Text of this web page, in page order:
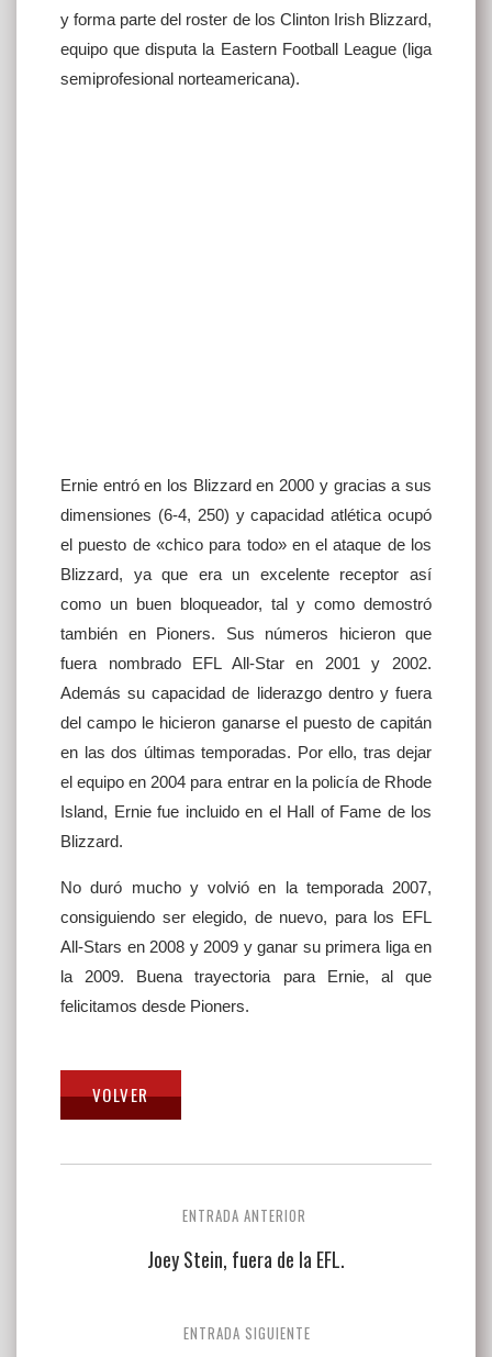
y forma parte del roster de los Clinton Irish Blizzard,
equipo que disputa la Eastern Football League (liga
semiprofesional norteamericana).
Ernie entró en los Blizzard en 2000 y gracias a sus
dimensiones (6-4, 250) y capacidad atlética ocupó
el puesto de «chico para todo» en el ataque de los
Blizzard, ya que era un excelente receptor así
como un buen bloqueador, tal y como demostró
también en Pioners. Sus números hicieron que
fuera nombrado EFL All-Star en 2001 y 2002.
Además su capacidad de liderazgo dentro y fuera
del campo le hicieron ganarse el puesto de capitán
en las dos últimas temporadas. Por ello, tras dejar
el equipo en 2004 para entrar en la policía de Rhode
Island, Ernie fue incluido en el Hall of Fame de los
Blizzard.
No duró mucho y volvió en la temporada 2007,
consiguiendo ser elegido, de nuevo, para los EFL
All-Stars en 2008 y 2009 y ganar su primera liga en
la 2009. Buena trayectoria para Ernie, al que
felicitamos desde Pioners.
ENTRADA ANTERIOR
Joey Stein, fuera de la EFL.
ENTRADA SIGUIENTE